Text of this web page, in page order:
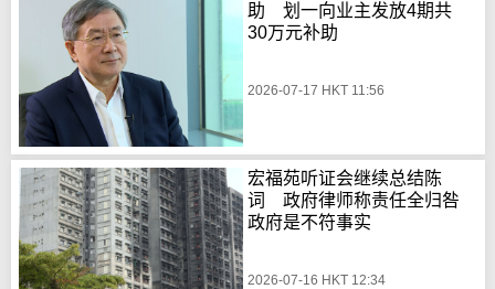
助 划一向业主发放4期共
30万元补助
2026-07-17 HKT 11:56
宏福苑听证会继续总结陈
词 政府律师称责任全归咎
政府是不符事实
2026-07-16 HKT 12:34